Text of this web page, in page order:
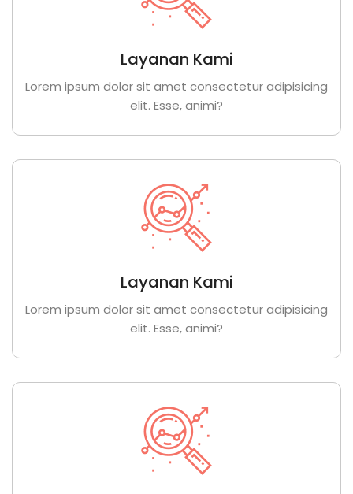
Layanan Kami
Lorem ipsum dolor sit amet consectetur adipisicing
elit. Esse, animi?
Layanan Kami
Lorem ipsum dolor sit amet consectetur adipisicing
elit. Esse, animi?